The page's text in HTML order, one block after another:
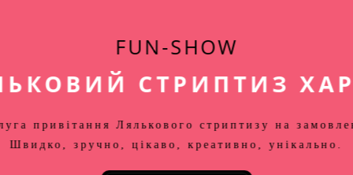
FUN-SHOW
СТРИПТИЗ
привітання Лялькового стриптизу на
Швидко, зручно, цікаво, креативно, унікально.